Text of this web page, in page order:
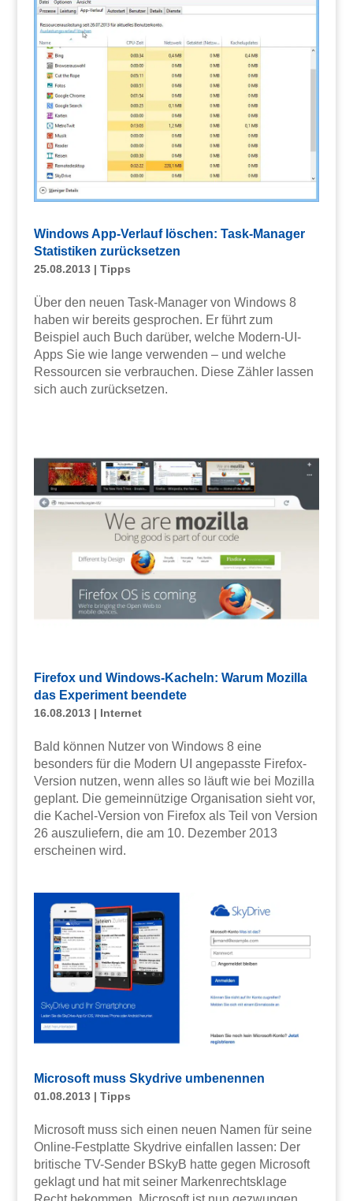
Windows App-Verlauf löschen: Task-Manager
Statistiken zurücksetzen
25.08.2013| Tipps
Über den neuen Task-Manager von Windows 8
haben wir bereits gesprochen. Er führt zum
Beispiel auch Buch darüber, welche Modern-UI-
Apps Sie wie lange verwenden – und welche
Ressourcen sie verbrauchen. Diese Zähler lassen
sich auch zurücksetzen.
Firefox und Windows-Kacheln: Warum Mozilla
das Experiment beendete
16.08.2013| Internet
Bald können Nutzer von Windows 8 eine
besonders für die Modern UI angepasste Firefox-
Version nutzen, wenn alles so läuft wie bei Mozilla
geplant. Die gemeinnützige Organisation sieht vor,
die Kachel-Version von Firefox als Teil von Version
26 auszuliefern, die am 10. Dezember 2013
erscheinen wird.
Microsoft muss Skydrive umbenennen
01.08.2013| Tipps
Microsoft muss sich einen neuen Namen für seine
Online-Festplatte Skydrive einfallen lassen: Der
britische TV-Sender BSkyB hatte gegen Microsoft
geklagt und hat mit seiner Markenrechtsklage